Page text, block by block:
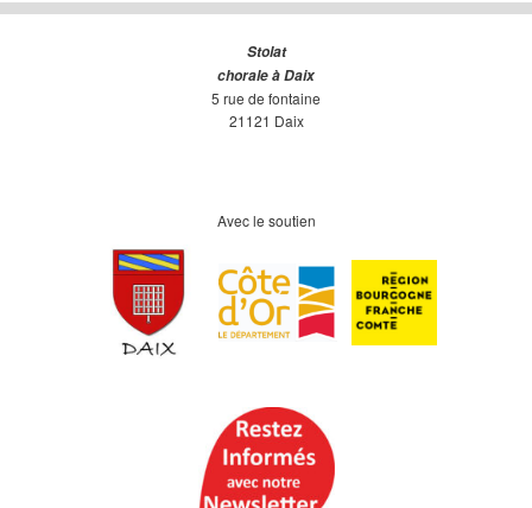
Stolat
chorale à Daix
5 rue de fontaine
21121 Daix
Avec le soutien